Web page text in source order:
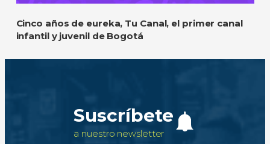
Cinco años de eureka, Tu Canal, el primer canal
infantil y juvenil de Bogotá
Suscríbete
a nuestro newsletter